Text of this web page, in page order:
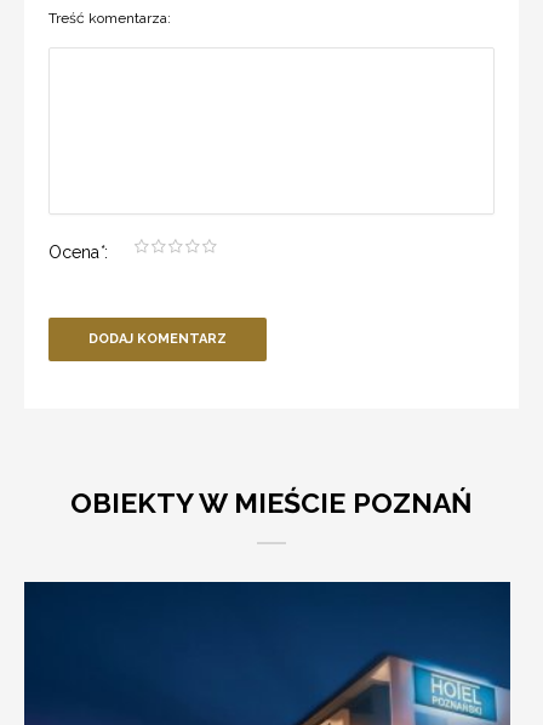
Treść komentarza:
Ocena*:
DODAJ KOMENTARZ
OBIEKTY W MIEŚCIE POZNAŃ